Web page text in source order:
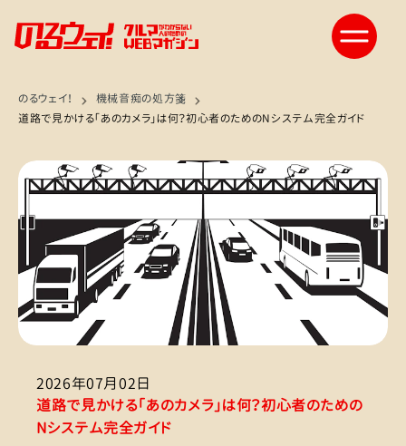
のるウェイ！
機械音痴の処方箋
道路で見かける「あのカメラ」は何？初心者のためのNシステム完全ガイド
2026年07月02日
道路で見かける「あのカメラ」は何？初心者のための
Nシステム完全ガイド